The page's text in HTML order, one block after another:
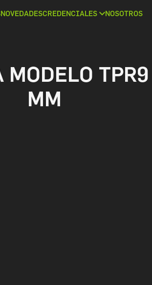
NOVEDADESCREDENCIALES NOSOTROS
MM